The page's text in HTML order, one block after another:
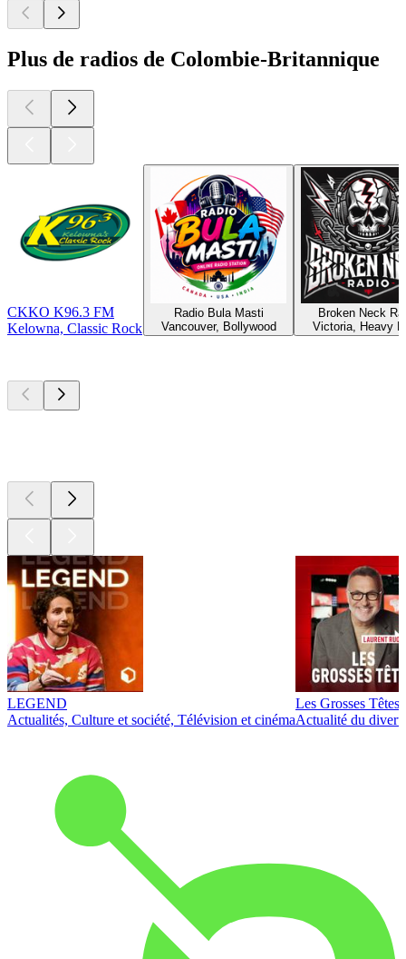
Plus de radios de Colombie-Britannique
CKKO K96.3 FM
Kelowna, Classic Rock
Radio Bula Masti
Vancouver, Bollywood
Broken Neck
Victoria, Heavy
LEGEND
Actualités, Culture et société, Télévision et cinéma
Les Grosses Têtes
Actualité du